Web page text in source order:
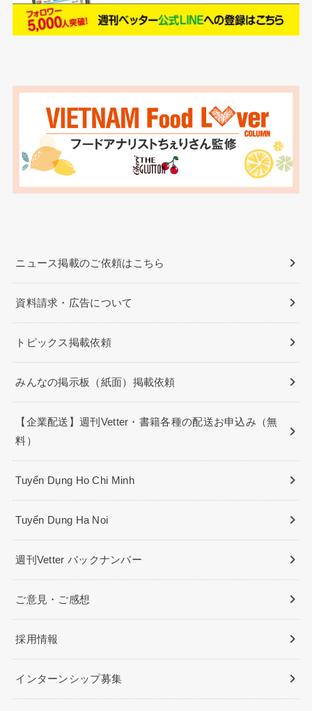
ニュース掲載のご依頼はこちら
資料請求・広告について
トピックス掲載依頼
みんなの掲示板（紙面）掲載依頼
【企業配送】週刊Vetter・書籍各種の配送お申込み（無
料）
Tuyển Dụng Ho Chi Minh
Tuyển Dụng Ha Noi
週刊Vetter バックナンバー
ご意見・ご感想
採用情報
インターンシップ募集